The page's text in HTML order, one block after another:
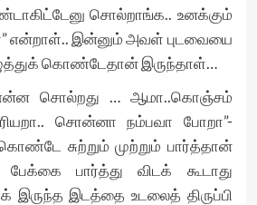
சொல்றாங்க.. உனக்கும்
என்றாள்.. இன்னும் அவள் புடவையை
கொண்டேதான் இருந்தாள்…
சொல்றது … ஆமா..கொஞ்சம்
சொன்னா நம்பவா போறா”-
சுற்றும் முற்றும் பார்த்தான்
பார்த்து விடக் கூடாது
இடத்தை உடலைத் திருப்பி